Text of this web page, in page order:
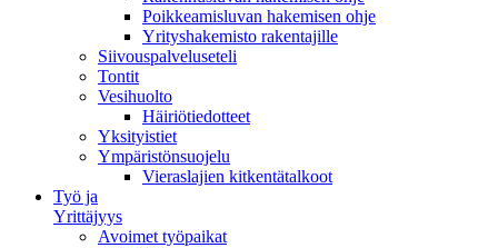
Poikkeamisluvan hakemisen ohje
Yrityshakemisto rakentajille
Siivouspalveluseteli
Tontit
Vesihuolto
Häiriötiedotteet
Yksityistiet
Ympäristönsuojelu
Vieraslajien kitkentätalkoot
Työ ja
Yrittäjyys
Avoimet työpaikat